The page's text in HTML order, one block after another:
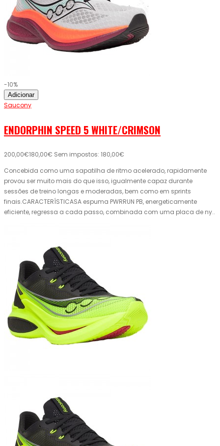
-10%
Adicionar
Saucony
ENDORPHIN SPEED 5 WHITE/CRIMSON
200,00€180,00€ Sem impostos: 180,00€
Concebida como uma sapatilha de ritmo acelerado, rapidamente
provou ser muito mais do que isso, igualmente capaz durante
sessões de treino longas e moderadas, bem como em sprints
finais.CARACTERÍSTICASA espuma PWRRUN PB, energeticamente
eficiente, regressa a cada passo, combinada com uma placa de ny..